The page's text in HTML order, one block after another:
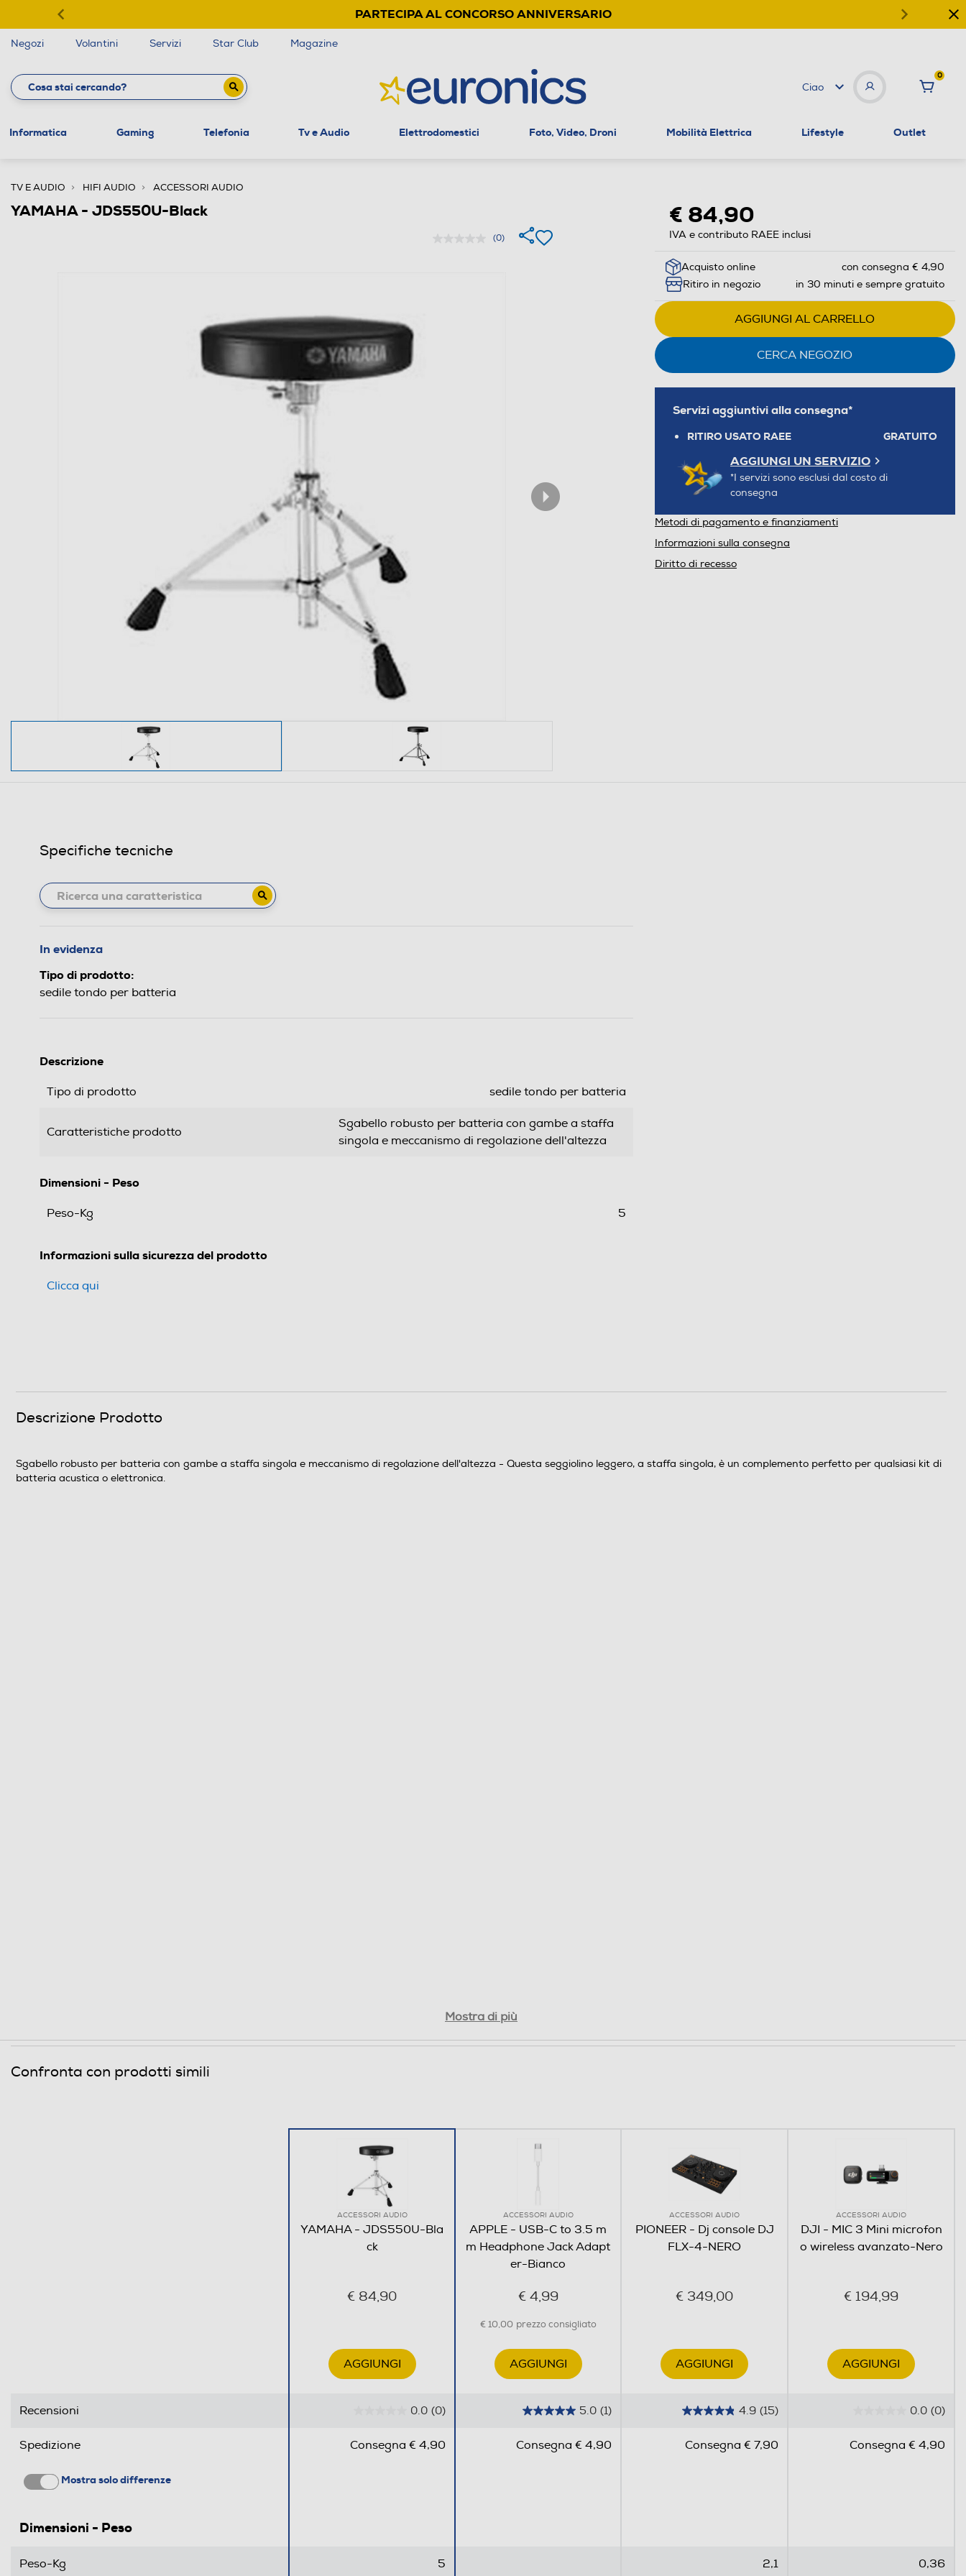
PARTECIPA AL CONCORSO ANNIVERSARIO
Negozi Volantini Servizi Star Club Magazine
Ciao
0
Informatica Gaming Telefonia Tv e Audio Elettrodomestici Foto, Video, Droni Mobilità Elettrica Lifestyle Outlet
TV E AUDIO HIFI AUDIO ACCESSORI AUDIO
YAMAHA - JDS550U-Black
(0)
€ 84,90
IVA e contributo RAEE inclusi
Acquisto online
con consegna € 4,90
Ritiro in negozio
in 30 minuti e sempre gratuito
AGGIUNGI AL CARRELLO
CERCA NEGOZIO
Servizi aggiuntivi alla consegna*
RITIRO USATO RAEE GRATUITO
AGGIUNGI UN SERVIZIO
*I servizi sono esclusi dal costo di
consegna
Metodi di pagamento e finanziamenti
Informazioni sulla consegna
Diritto di recesso
Specifiche tecniche
In evidenza
Tipo di prodotto:
sedile tondo per batteria
Descrizione
Tipo di prodotto sedile tondo per batteria
Caratteristiche prodotto
Sgabello robusto per batteria con gambe a staffa
singola e meccanismo di regolazione dell'altezza
Dimensioni - Peso
Peso-Kg 5
Informazioni sulla sicurezza del prodotto
Clicca qui
Descrizione Prodotto
Sgabello robusto per batteria con gambe a staffa singola e meccanismo di regolazione dell'altezza - Questa seggiolino leggero, a staffa singola, è un complemento perfetto per qualsiasi kit di
batteria acustica o elettronica.
Mostra di più
Confronta con prodotti simili
ACCESSORI AUDIO
YAMAHA - JDS550U-Bla
ck
€ 84,90
AGGIUNGI
ACCESSORI AUDIO
APPLE - USB-C to 3.5 m
m Headphone Jack Adapt
er-Bianco
€ 4,99
€ 10,00 prezzo consigliato
AGGIUNGI
ACCESSORI AUDIO
PIONEER - Dj console DJ
FLX-4-NERO
€ 349,00
AGGIUNGI
ACCESSORI AUDIO
DJI - MIC 3 Mini microfon
o wireless avanzato-Nero
€ 194,99
AGGIUNGI
Recensioni 0.0 (0) 5.0 (1) 4.9 (15) 0.0 (0)
Spedizione Consegna € 4,90 Consegna € 4,90 Consegna € 7,90 Consegna € 4,90
Mostra solo differenze
Dimensioni - Peso
Peso-Kg 5 2,1 0,36